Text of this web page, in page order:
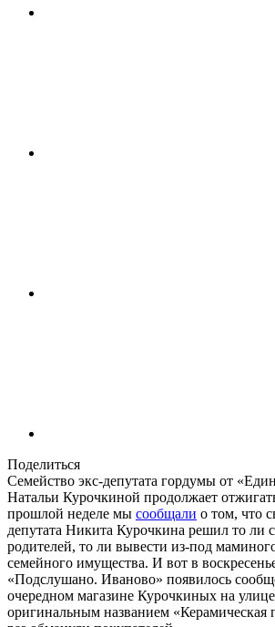
Поделиться
Семейство экс-депутата гордумы от
Натальи Курочкиной продолжает
прошлой неделе мы сообщали о том, что
депутата Никита Курочкина решил то ли
родителей, то ли вывести из-под
семейного имущества. И вот в
«Подслушано. Иваново» появилось
очередном магазине Курочкиных на улице
оригинальным названием «Керамическая